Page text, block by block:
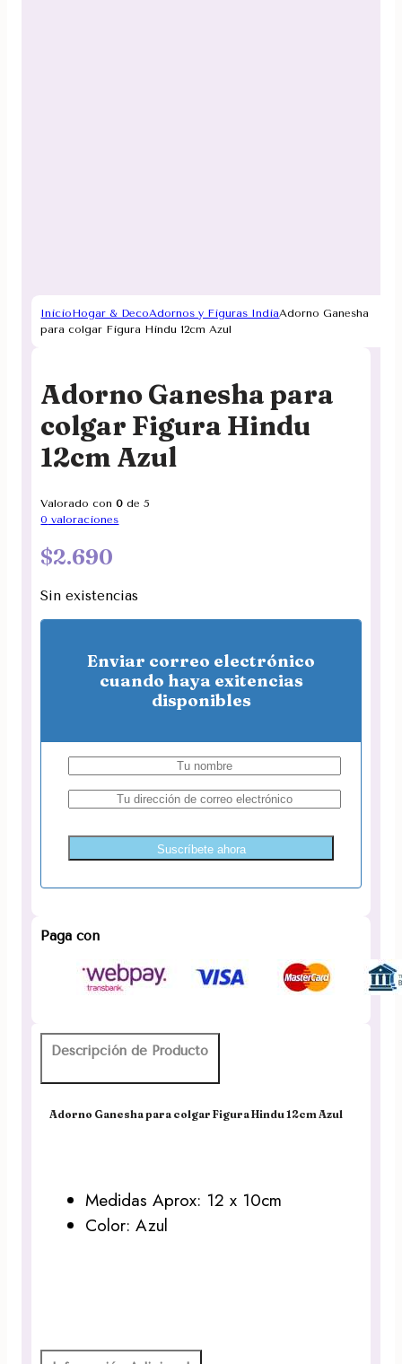
InicioHogar & DecoAdornos y Figuras IndiaAdorno Ganesha
para colgar Figura Hindu 12cm Azul
Adorno Ganesha para
colgar Figura Hindu
12cm Azul
Valorado con0 de 5
0 valoraciones
$2.690
Sin existencias
Enviar correo electrónico
cuando haya exitencias
disponibles
Suscríbete ahora
Paga con
Descripción de Producto
Adorno Ganesha para colgar Figura Hindu 12cm Azul
Medidas Aprox: 12 x 10cm
Color: Azul